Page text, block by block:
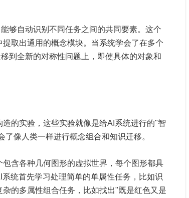
够自动识别不同任务之间的共同要素。这个
取出通用的概念模块。当系统学会了在多个
到全新的对称性问题上，即使具体的对象和
的实验，这些实验就像是给AI系统进行的"智
像人类一样进行概念组合和知识迁移。
含各种几何图形的虚拟世界，每个图形都具
统首先学习处理简单的单属性任务，比如识
的多属性组合任务，比如找出"既是红色又是